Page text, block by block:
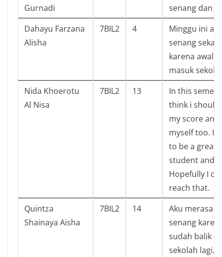
Gurnadi
senang dan
Dahayu Farzana
Alisha
7BIL2 4
Minggu ini
senang sekali
karena awal
masuk
Nida Khoerotu
Al Nisa
7BIL2 13
In this
think i should
my score and
myself too. I
to be a great
student and
Hopefully I
reach that.
Quintza
Shainaya Aisha
7BIL2 14
Aku merasa
senang
sudah balik
sekolah lagi.